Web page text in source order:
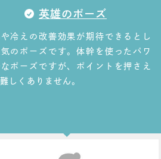
英雄のポーズ
冷えの改善効果が期待できるとし
のポーズです。体幹を使ったパワ
ポーズですが、ポイントを押さえ
しくありません。